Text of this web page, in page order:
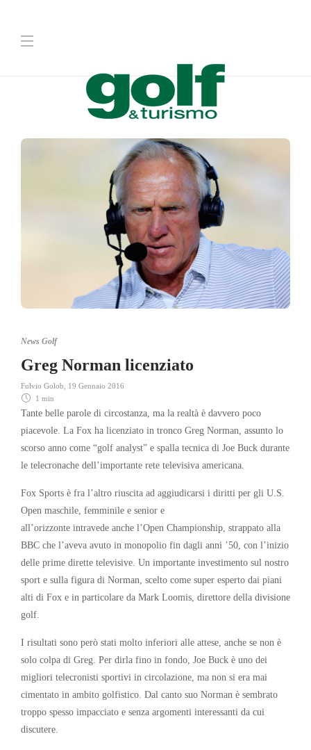
News Golf
Greg Norman licenziato
Fulvio Golob
19 Gennaio 2016
1 min
Tante belle parole di circostanza, ma la realtà è davvero poco
piacevole. La Fox ha licenziato in tronco Greg Norman, assunto lo
scorso anno come “golf analyst” e spalla tecnica di Joe Buck durante
le telecronache dell’importante rete televisiva americana.
Fox Sports è fra l’altro riuscita ad aggiudicarsi i diritti per gli U.S.
Open maschile, femminile e senior e
all’orizzonte intravede anche l’Open Championship, strappato alla
BBC che l’aveva avuto in monopolio fin dagli anni ’50, con l’inizio
delle prime dirette televisive. Un importante investimento sul nostro
sport e sulla figura di Norman, scelto come super esperto dai piani
alti di Fox e in particolare da Mark Loomis, direttore della divisione
golf.
I risultati sono però stati molto inferiori alle attese, anche se non è
solo colpa di Greg. Per dirla fino in fondo, Joe Buck è uno dei
migliori telecronisti sportivi in circolazione, ma non si era mai
cimentato in ambito golfistico. Dal canto suo Norman è sembrato
troppo spesso impacciato e senza argomenti interessanti da cui
discutere.